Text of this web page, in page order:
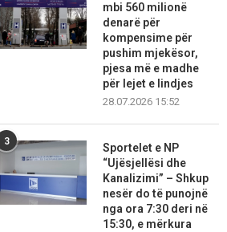
mbi 560 milionë
denarë për
kompensime për
pushim mjekësor,
pjesa më e madhe
për lejet e lindjes
28.07.2026 15:52
3
Sportelet e NP
“Ujësjellësi dhe
Kanalizimi” – Shkup
nesër do të punojnë
nga ora 7:30 deri në
15:30, e mërkura